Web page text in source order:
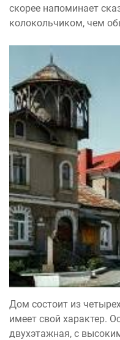
скорее напоминает
колокольчиком, чем
Дом состоит из
имеет свой характер.
двухэтажная, с